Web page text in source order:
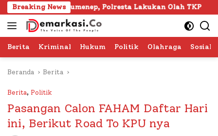
Langsung
ke
konten
Breaking News
Sumenep, Polresta Lakukan Olah TKP 103
Berita Kriminal Hukum Politik Olahraga Sosial
Beranda Berita
Berita, Politik
Pasangan Calon FAHAM Daftar Hari
ini, Berikut Road To KPU nya